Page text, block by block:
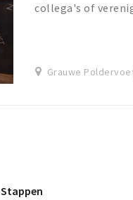
collega's of
Grauwe
Stappen